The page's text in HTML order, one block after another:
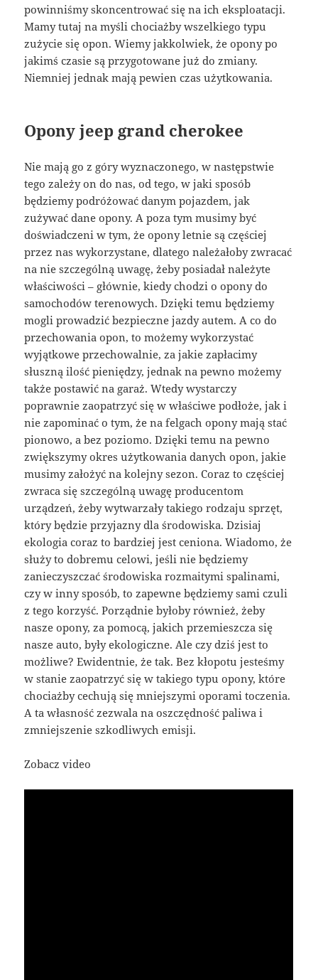
powinniśmy skoncentrować się na ich eksploatacji.
Mamy tutaj na myśli chociażby wszelkiego typu
zużycie się opon. Wiemy jakkolwiek, że opony po
jakimś czasie są przygotowane już do zmiany.
Niemniej jednak mają pewien czas użytkowania.
Opony jeep grand cherokee
Nie mają go z góry wyznaczonego, w następstwie
tego zależy on do nas, od tego, w jaki sposób
będziemy podróżować danym pojazdem, jak
zużywać dane opony. A poza tym musimy być
doświadczeni w tym, że opony letnie są częściej
przez nas wykorzystane, dlatego należałoby zwracać
na nie szczególną uwagę, żeby posiadał należyte
właściwości – głównie, kiedy chodzi o opony do
samochodów terenowych. Dzięki temu będziemy
mogli prowadzić bezpieczne jazdy autem. A co do
przechowania opon, to możemy wykorzystać
wyjątkowe przechowalnie, za jakie zapłacimy
słuszną ilość pieniędzy, jednak na pewno możemy
także postawić na garaż. Wtedy wystarczy
poprawnie zaopatrzyć się w właściwe podłoże, jak i
nie zapominać o tym, że na felgach opony mają stać
pionowo, a bez poziomo. Dzięki temu na pewno
zwiększymy okres użytkowania danych opon, jakie
musimy założyć na kolejny sezon. Coraz to częściej
zwraca się szczególną uwagę producentom
urządzeń, żeby wytwarzały takiego rodzaju sprzęt,
który będzie przyjazny dla środowiska. Dzisiaj
ekologia coraz to bardziej jest ceniona. Wiadomo, że
służy to dobremu celowi, jeśli nie będziemy
zanieczyszczać środowiska rozmaitymi spalinami,
czy w inny sposób, to zapewne będziemy sami czuli
z tego korzyść. Porządnie byłoby również, żeby
nasze opony, za pomocą, jakich przemieszcza się
nasze auto, były ekologiczne. Ale czy dziś jest to
możliwe? Ewidentnie, że tak. Bez kłopotu jesteśmy
w stanie zaopatrzyć się w takiego typu opony, które
chociażby cechują się mniejszymi oporami toczenia.
A ta własność zezwala na oszczędność paliwa i
zmniejszenie szkodliwych emisji.
Zobacz video